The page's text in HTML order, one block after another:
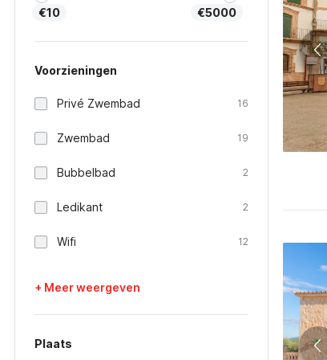
€10 €5000
Voorzieningen
Privé Zwembad 16
Zwembad 19
Bubbelbad 2
Ledikant 2
Wifi 12
+ Meer weergeven
Plaats